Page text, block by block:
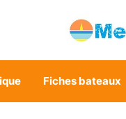
Fiches bateaux